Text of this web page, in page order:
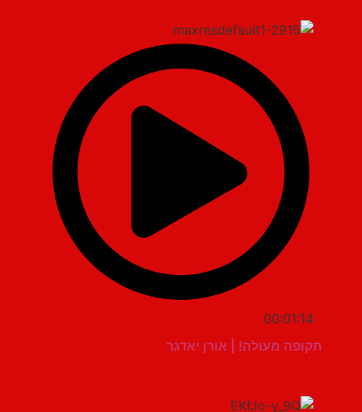
00:01:14
תקופה מעולה! | אורן יאדגר